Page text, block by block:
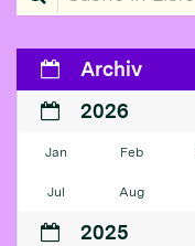
Archiv
2026
Jan Feb
Jul Aug
2025